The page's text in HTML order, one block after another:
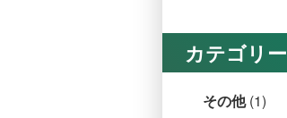
カテゴリー
その他(1)